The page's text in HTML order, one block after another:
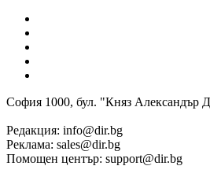
София 1000, бул. "Княз Александър
Редакция: info@dir.bg
Реклама: sales@dir.bg
Помощен център: support@dir.bg